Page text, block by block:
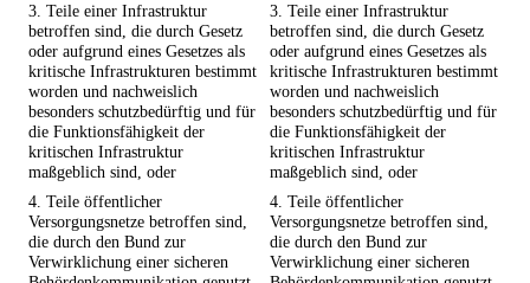
3. Teile einer Infrastruktur
betroffen sind, die durch Gesetz
oder aufgrund eines Gesetzes als
kritische Infrastrukturen bestimmt
worden und nachweislich
besonders schutzbedürftig und für
die Funktionsfähigkeit der
kritischen Infrastruktur
maßgeblich sind, oder
3. Teile einer Infrastruktur
betroffen sind, die durch Gesetz
oder aufgrund eines Gesetzes als
kritische Infrastrukturen bestimmt
worden und nachweislich
besonders schutzbedürftig und für
die Funktionsfähigkeit der
kritischen Infrastruktur
maßgeblich sind, oder
4. Teile öffentlicher
Versorgungsnetze betroffen sind,
die durch den Bund zur
Verwirklichung einer sicheren
4. Teile öffentlicher
Versorgungsnetze betroffen sind,
die durch den Bund zur
Verwirklichung einer sicheren